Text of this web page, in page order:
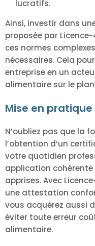
lucratifs.
Ainsi, investir dans
proposée par
ces normes
nécessaires. Cela
entreprise en un
alimentaire sur le
Mise en
N’oubliez pas que la
l’obtention d’un
votre quotidien
application
apprises. Avec
une attestation
vous acquérez aussi
éviter toute erreur
alimentaire.